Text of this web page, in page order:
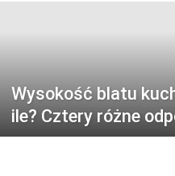
Wysokość blatu
ile? Cztery różne